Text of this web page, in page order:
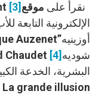
نقرأ على موقع [3]
الإلكترونية
شوديهBertrand Chaudet [4]